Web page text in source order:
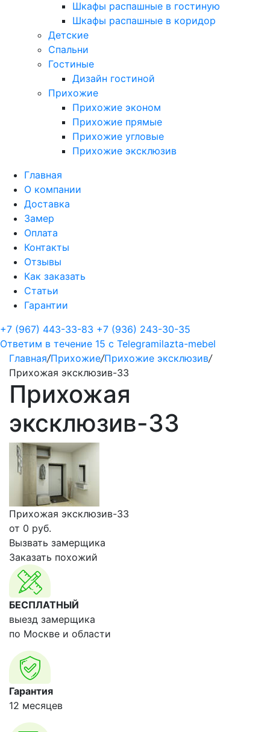
Шкафы распашные в гостиную
Шкафы распашные в коридор
Детские
Спальни
Гостиные
Дизайн гостиной
Прихожие
Прихожие эконом
Прихожие прямые
Прихожие угловые
Прихожие эксклюзив
Главная
О компании
Доставка
Замер
Оплата
Контакты
Отзывы
Как заказать
Статьи
Гарантии
+7 (967) 443-33-83 +7 (936) 243-30-35
Ответим в течение 15 с Telegramilazta-mebel
Главная/Прихожие/Прихожие эксклюзив/
Прихожая эксклюзив-33
Прихожая
эксклюзив-33
Прихожая эксклюзив-33
от 0 руб.
Вызвать замерщика
Заказать похожий
БЕСПЛАТНЫЙ
выезд замерщика
по Москве и области
Гарантия
12 месяцев